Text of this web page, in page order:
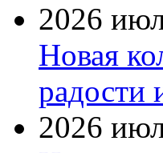
2026
Новая
радости
2026